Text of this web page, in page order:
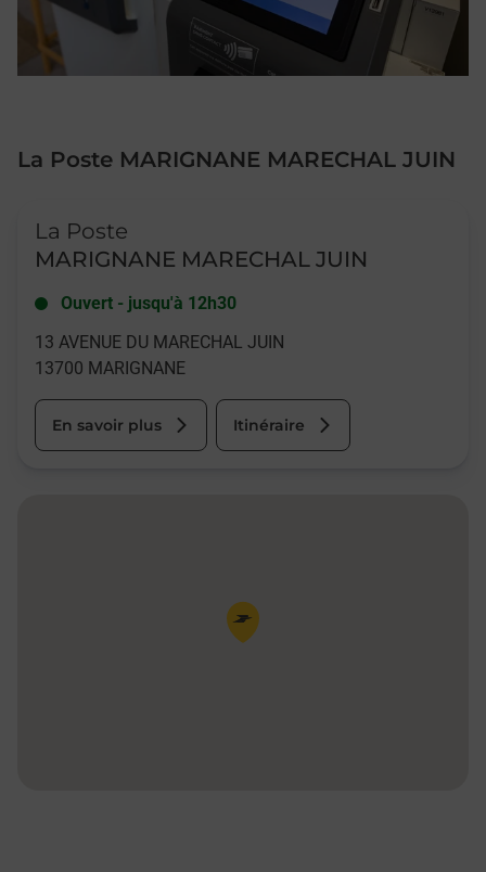
La Poste MARIGNANE MARECHAL JUIN
La Poste
MARIGNANE MARECHAL JUIN
Ouvert - jusqu'à 12h30
13 AVENUE DU MARECHAL JUIN
13700 MARIGNANE
En savoir plus Itinéraire
Pin de la carte